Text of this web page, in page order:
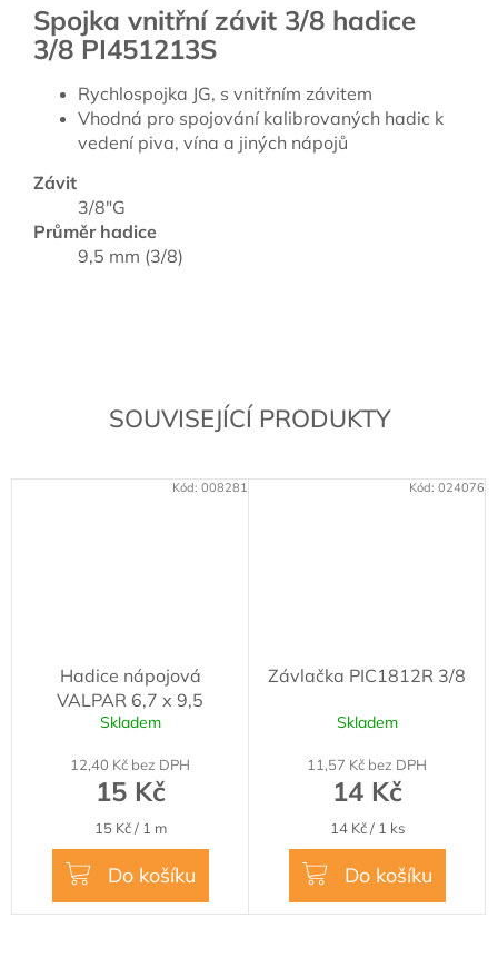
SOUVISEJÍCÍ PRODUKTY
Hadice nápojová
VALPAR 6,7 x 9,5
Skladem
12,40 Kč bez DPH
15 Kč
Měrná
cena:
15 Kč / 1 m
Do košíku
Kód: 008281
Závlačka PIC1812R 3/8
Skladem
11,57 Kč bez DPH
14 Kč
Měrná
cena:
14 Kč / 1 ks
Do košíku
Kód: 024076
Spojka vnitřní závit 3/8 hadice
3/8 PI451213S
Rychlospojka JG, s vnitřním závitem
Vhodná pro spojování kalibrovaných hadic k
vedení piva, vína a jiných nápojů
Závit
3/8"G
Průměr hadice
9,5 mm (3/8)